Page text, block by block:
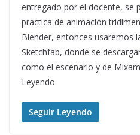
entregado por el docente, se
practica de animación
Blender, entonces usaremos
Sketchfab, donde se
como el escenario y de
Leyendo
Seguir Leyendo